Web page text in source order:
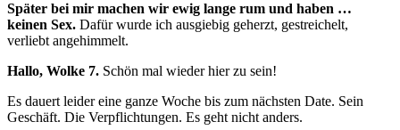
Später bei mir machen wir ewig lange rum und haben …
keinen Sex. Dafür wurde ich ausgiebig geherzt, gestreichelt,
verliebt angehimmelt.
Hallo, Wolke 7. Schön mal wieder hier zu sein!
Es dauert leider eine ganze Woche bis zum nächsten Date. Sein
Geschäft. Die Verpflichtungen. Es geht nicht anders.